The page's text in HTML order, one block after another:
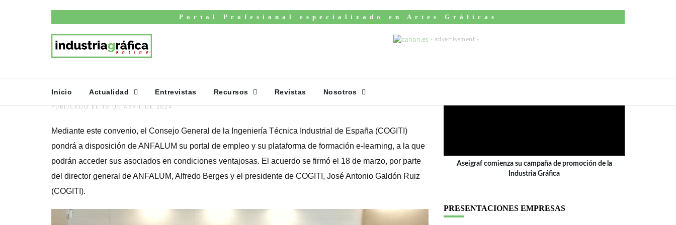
Portal Profesional especializado en Artes Gráficas
Inicio Actualidad Entrevistas Recursos Revistas Nosotros
ANFALUM Firma Un Convenio De
Colaboración Con COGITI En
Materia De Formación Y Empleo
PUBLICADO EL 10 DE ABRIL DE 2024
Mediante este convenio, el Consejo General de la Ingeniería Técnica Industrial de España (COGITI)
pondrá a disposición de ANFALUM su portal de empleo y su plataforma de formación e-learning, a la que
podrán acceder sus asociados en condiciones ventajosas. El acuerdo se firmó el 18 de marzo, por parte
del director general de ANFALUM, Alfredo Berges y el presidente de COGITI, José Antonio Galdón Ruiz
(COGITI).
Aseigraf comienza su campaña de promoción de la
Industria Gráfica
PRESENTACIONES EMPRESAS